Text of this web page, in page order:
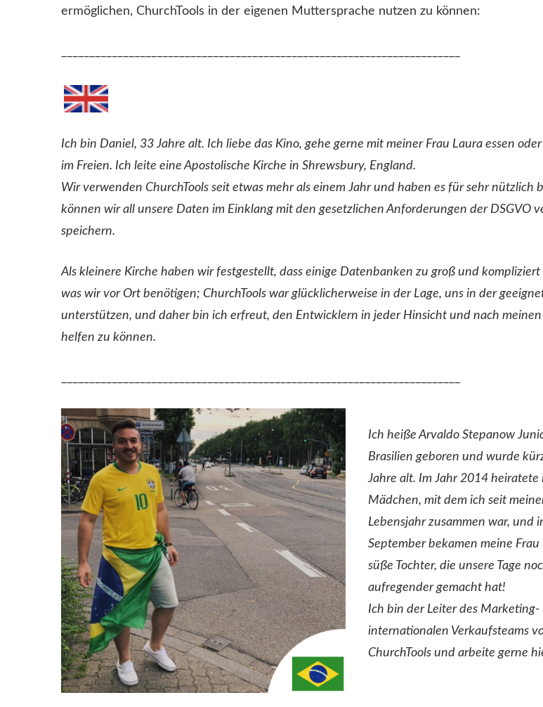
ermöglichen, ChurchTools in der eigenen Muttersprache nutzen zu können:
Ich bin Daniel, 33 Jahre alt. Ich liebe das Kino, gehe gerne mit meiner Frau Laura essen
im Freien. Ich leite eine Apostolische Kirche in Shrewsbury, England.
Wir verwenden ChurchTools seit etwas mehr als einem Jahr und haben es für sehr nützlich
können wir all unsere Daten im Einklang mit den gesetzlichen Anforderungen der DSGVO
speichern.
Als kleinere Kirche haben wir festgestellt, dass einige Datenbanken zu groß und kompliziert
was wir vor Ort benötigen; ChurchTools war glücklicherweise in der Lage, uns in der
unterstützen, und daher bin ich erfreut, den Entwicklern in jeder Hinsicht und nach
helfen zu können.
Ich heiße Arvaldo Stepanow
Brasilien geboren und wurde
Jahre alt. Im Jahr 2014 heiratete
Mädchen, mit dem ich seit
Lebensjahr zusammen war, und
September bekamen meine
süße Tochter, die unsere Tage
aufregender gemacht hat!
Ich bin der Leiter des Marketing-
internationalen Verkaufsteams
ChurchTools und arbeite gerne